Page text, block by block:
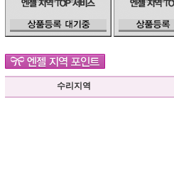
수리지역